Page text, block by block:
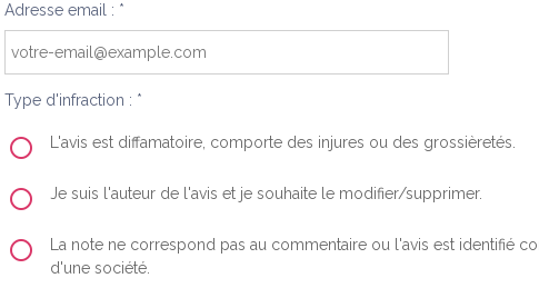
Adresse email : *
Type d'infraction : *
L'avis est diffamatoire, comporte des injures ou des grossièretés.
Je suis l'auteur de l'avis et je souhaite le modifier/supprimer.
La note ne correspond pas au commentaire ou l'avis est identifié
d'une société.